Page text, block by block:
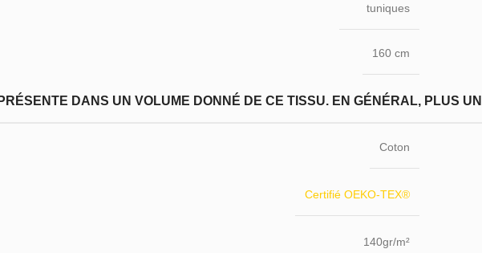
tuniques
160 cm
DANS UN VOLUME DONNÉ DE CE TISSU. EN GÉNÉRAL, PLUS
Coton
Certifié OEKO-TEX®
140gr/m²